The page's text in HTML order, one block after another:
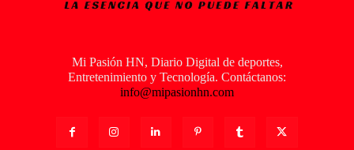
Mi Pasión HN, Diario Digital de deportes,
Entretenimiento y Tecnología. Contáctanos:
info@mipasionhn.com